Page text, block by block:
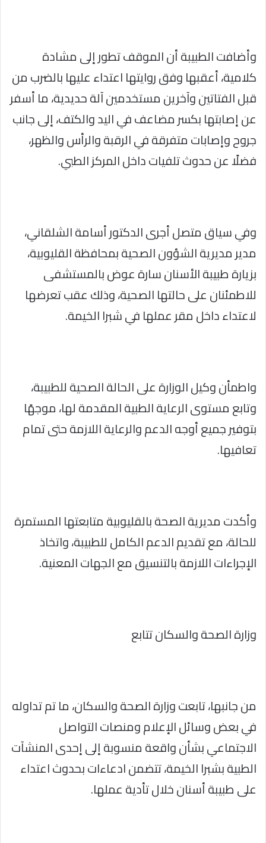
وأضافت الطبيبة أن الموقف تطور إلى مشادة
كلامية، أعقبها وفق روايتها اعتداء عليها بالضرب من
قبل الفتاتين وآخرين مستخدمين آلة حديدية، ما أسفر
عن إصابتها بكسر مضاعف في اليد والكتف، إلى جانب
جروح وإصابات متفرقة في الرقبة والرأس والظهر،
فضلًا عن حدوث تلفيات داخل المركز الطبي.
وفي سياق متصل أجرى الدكتور أسامة الشلقاني،
مدير مديرية الشؤون الصحية بمحافظة القليوبية،
بزيارة طبيبة الأسنان سارة عوض بالمستشفى
للاطمئنان على حالتها الصحية، وذلك عقب تعرضها
لاعتداء داخل مقر عملها في شبرا الخيمة.
واطمأن وكيل الوزارة على الحالة الصحية للطبيبة،
وتابع مستوى الرعاية الطبية المقدمة لها، موجهًا
بتوفير جميع أوجه الدعم والرعاية اللازمة حتى تمام
تعافيها.
وأكدت مديرية الصحة بالقليوبية متابعتها المستمرة
للحالة، مع تقديم الدعم الكامل للطبيبة، واتخاذ
الإجراءات اللازمة بالتنسيق مع الجهات المعنية.
وزارة الصحة والسكان تتابع
من جانبها، تابعت وزارة الصحة والسكان، ما تم تداوله
في بعض وسائل الإعلام ومنصات التواصل
الاجتماعي بشأن واقعة منسوبة إلى إحدى المنشآت
الطبية بشبرا الخيمة، تتضمن ادعاءات بحدوث اعتداء
على طبيبة أسنان خلال تأدية عملها.